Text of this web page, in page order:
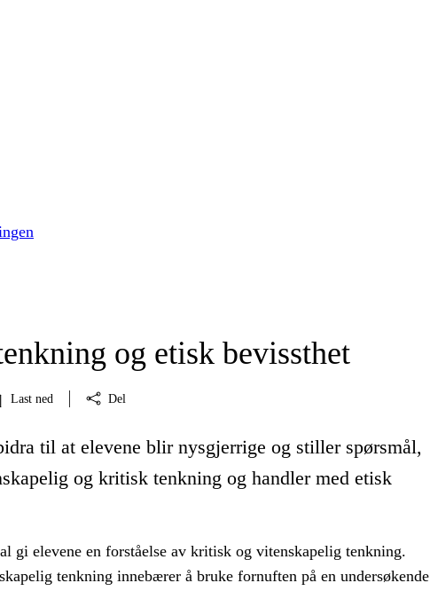
og etisk bevissthet
Last ned Del
til at elevene blir nysgjerrige og stiller spørsmål,
og kritisk tenkning og handler med etisk
gi elevene en forståelse av kritisk og vitenskapelig tenkning.
tenkning innebærer å bruke fornuften på en undersøkende